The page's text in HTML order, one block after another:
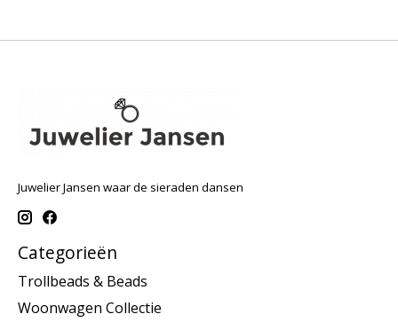
Juwelier Jansen waar de sieraden dansen
Categorieën
Trollbeads & Beads
Woonwagen Collectie